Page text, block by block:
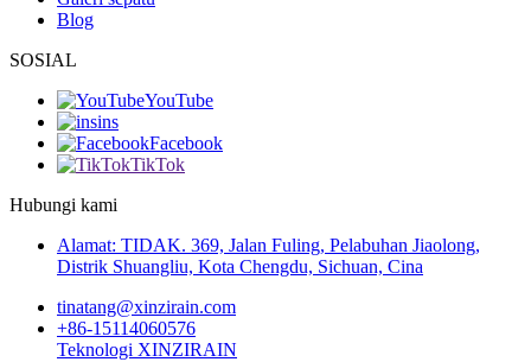
Blog
SOSIAL
YouTube
ins
Facebook
TikTok
Hubungi kami
Alamat: TIDAK. 369, Jalan Fuling, Pelabuhan Jiaolong,
Distrik Shuangliu, Kota Chengdu, Sichuan, Cina
tinatang@xinzirain.com
+86-15114060576
Teknologi XINZIRAIN